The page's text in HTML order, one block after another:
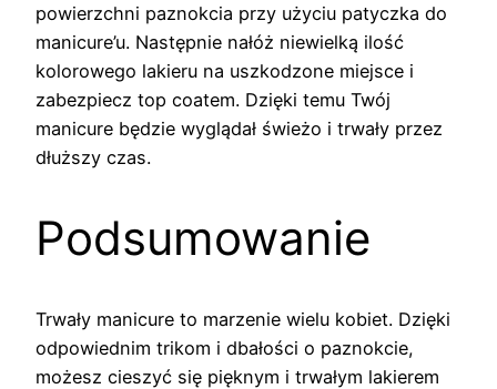
powierzchni paznokcia przy użyciu patyczka do
manicure’u. Następnie nałóż niewielką ilość
kolorowego lakieru na uszkodzone miejsce i
zabezpiecz top coatem. Dzięki temu Twój
manicure będzie wyglądał świeżo i trwały przez
dłuższy czas.
Podsumowanie
Trwały manicure to marzenie wielu kobiet. Dzięki
odpowiednim trikom i dbałości o paznokcie,
możesz cieszyć się pięknym i trwałym lakierem